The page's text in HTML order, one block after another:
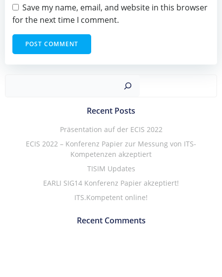
Save my name, email, and website in this browser
for the next time I comment.
Recent Posts
Präsentation auf der ECIS 2022
ECIS 2022 – Konferenz Papier zur Messung von ITS-
Kompetenzen akzeptiert
TISIM Updates
EARLI SIG14 Konferenz Papier akzeptiert!
ITS.Kompetent online!
Recent Comments